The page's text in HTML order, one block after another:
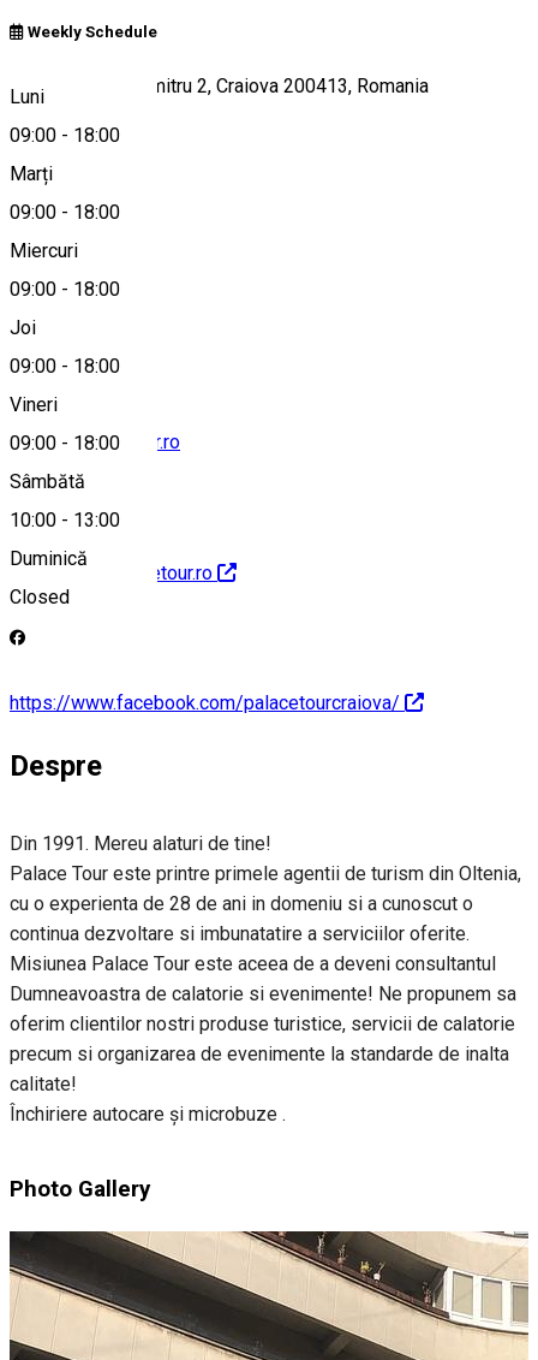
Weekly Schedule
Luni
09:00 - 18:00
Marți
09:00 - 18:00
Miercuri
09:00 - 18:00
Joi
09:00 - 18:00
Vineri
09:00 - 18:00
Sâmbătă
10:00 - 13:00
Duminică
Closed
Strada Sfântu Dumitru 2, Craiova 200413, Romania
Hartă
office@palacetour.ro
http://www.palacetour.ro
https://www.facebook.com/palacetourcraiova/
Despre
Din 1991. Mereu alaturi de tine!
Palace Tour este printre primele agentii de turism din Oltenia,
cu o experienta de 28 de ani in domeniu si a cunoscut o
continua dezvoltare si imbunatatire a serviciilor oferite.
Misiunea Palace Tour este aceea de a deveni consultantul
Dumneavoastra de calatorie si evenimente! Ne propunem sa
oferim clientilor nostri produse turistice, servicii de calatorie
precum si organizarea de evenimente la standarde de inalta
calitate!
Închiriere autocare și microbuze .
Photo Gallery